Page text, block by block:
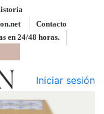
Contacto
en 24/48 horas.
Iniciar sesión
tira silicona